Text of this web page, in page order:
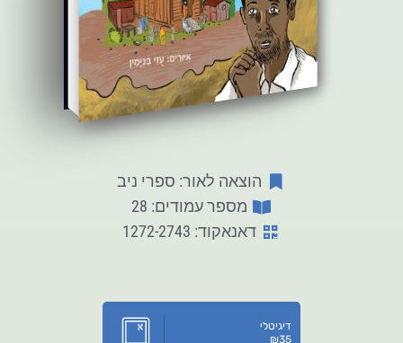
הוצאה לאור: ספרי ניב
מספר עמודים: 28
דאנאקוד: 1272-2743
דיגיטלי
₪35